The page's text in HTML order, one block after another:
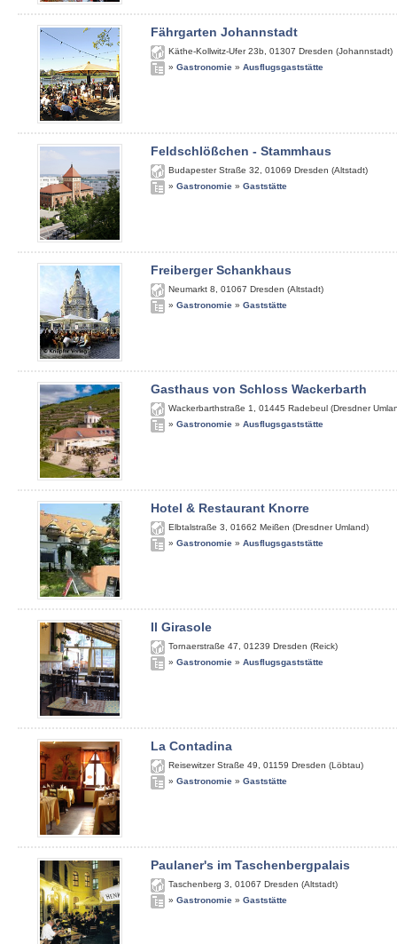
Fährgarten Johannstadt
Käthe-Kollwitz-Ufer 23b 01307 Dresden (Johannstadt)
» Gastronomie » Ausflugsgaststätte
Feldschlößchen - Stammhaus
Budapester Straße 32 01069 Dresden (Altstadt)
» Gastronomie » Gaststätte
Freiberger Schankhaus
Neumarkt 8 01067 Dresden (Altstadt)
» Gastronomie » Gaststätte
Gasthaus von Schloss Wackerbarth
Wackerbarthstraße 1 01445 Radebeul (Dresdner
» Gastronomie » Ausflugsgaststätte
Hotel & Restaurant Knorre
Elbtalstraße 3 01662 Meißen (Dresdner Umland)
» Gastronomie » Ausflugsgaststätte
Il Girasole
Tornaerstraße 47 01239 Dresden (Reick)
» Gastronomie » Ausflugsgaststätte
La Contadina
Reisewitzer Straße 49 01159 Dresden (Löbtau)
» Gastronomie » Gaststätte
Paulaner's im Taschenbergpalais
Taschenberg 3 01067 Dresden (Altstadt)
» Gastronomie » Gaststätte